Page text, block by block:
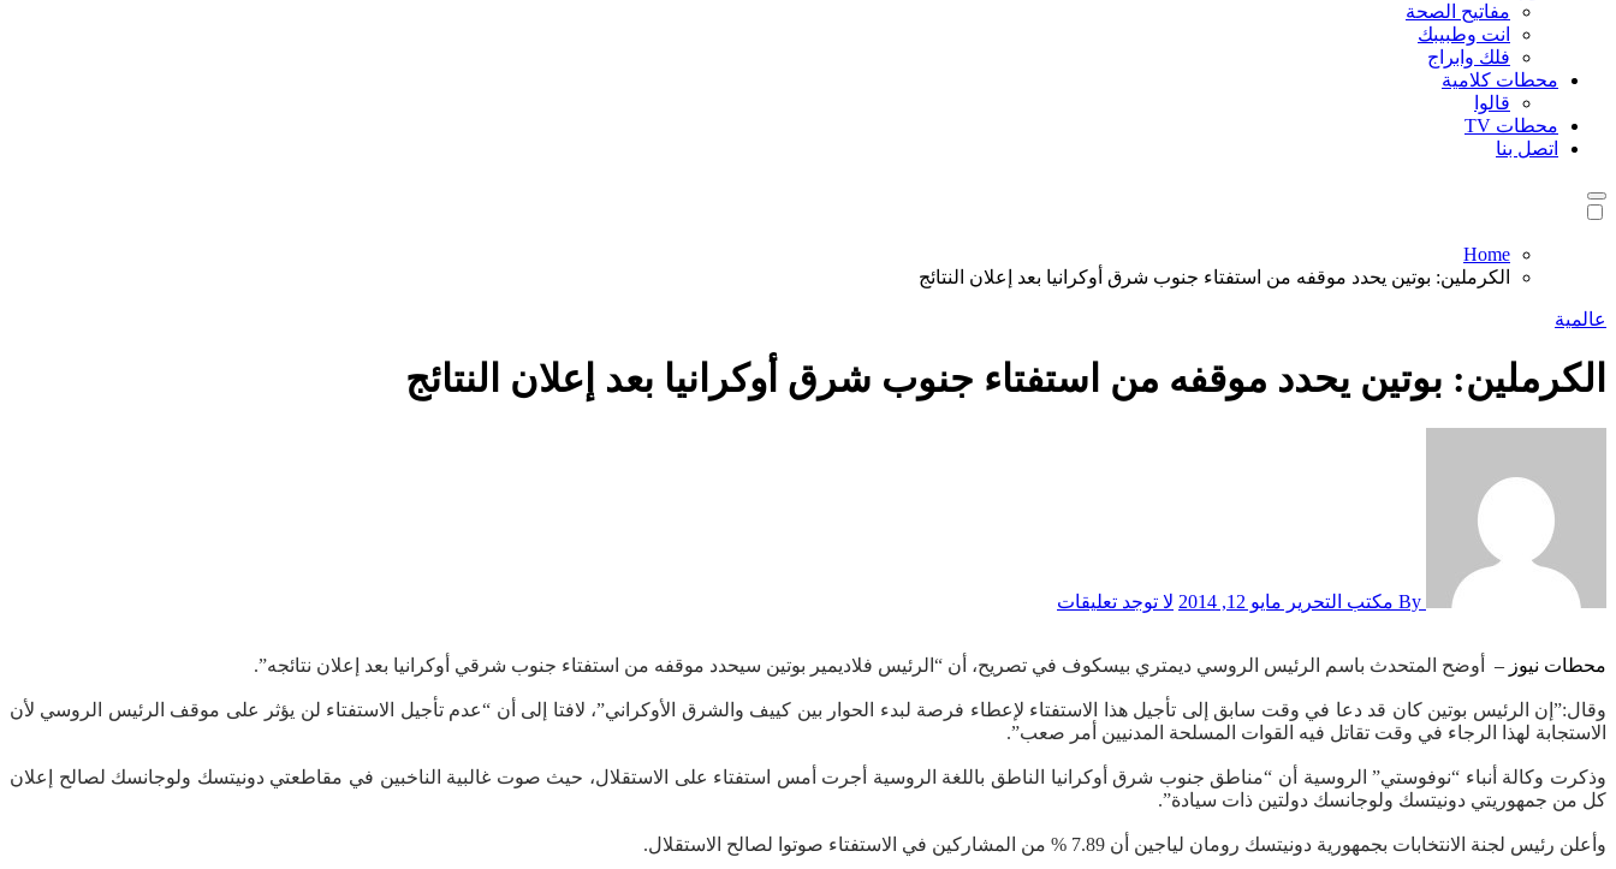
مفاتيح الصحة
انت وطبيبك
فلك وابراج
محطات كلامية
قالوا
محطات TV
اتصل بنا
Home
الكرملين: بوتين يحدد موقفه من استفتاء جنوب شرق أوكرانيا بعد إعلان النتائج
عالمية
الكرملين: بوتين يحدد موقفه من استفتاء جنوب شرق أوكرانيا بعد إعلان النتائج
مايو 12, 2014 لا توجد تعليقات
محطات نيوز – أوضح المتحدث باسم الرئيس الروسي ديمتري بيسكوف في تصريح، أن “الرئيس فلاديمير بوتين سيحدد موقفه من استفتاء جنوب شرقي أوكرانيا بعد إعلان نتائجه”.
وقال:”إن الرئيس بوتين كان قد دعا في وقت سابق إلى تأجيل هذا الاستفتاء لإعطاء فرصة لبدء الحوار بين كييف والشرق الأوكراني”، لافتا إلى أن “عدم تأجيل الاستفتاء لن يؤثر على موقف الرئيس الروسي لأن
الاستجابة لهذا الرجاء في وقت تقاتل فيه القوات المسلحة المدنيين أمر صعب”.
وذكرت وكالة أنباء “نوفوستي” الروسية أن “مناطق جنوب شرق أوكرانيا الناطق باللغة الروسية أجرت أمس استفتاء على الاستقلال، حيث صوت غالبية الناخبين في مقاطعتي دونيتسك ولوجانسك لصالح إعلان
كل من جمهوريتي دونيتسك ولوجانسك دولتين ذات سيادة”.
وأعلن رئيس لجنة الانتخابات بجمهورية دونيتسك رومان لياجين أن 7.89 % من المشاركين في الاستفتاء صوتوا لصالح الاستقلال.